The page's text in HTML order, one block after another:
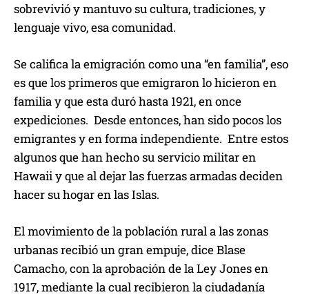
sobrevivió y mantuvo su cultura, tradiciones, y
lenguaje vivo, esa comunidad.
Se califica la emigración como una “en familia”, eso
es que los primeros que emigraron lo hicieron en
familia y que esta duró hasta 1921, en once
expediciones. Desde entonces, han sido pocos los
emigrantes y en forma independiente. Entre estos
algunos que han hecho su servicio militar en
Hawaii y que al dejar las fuerzas armadas deciden
hacer su hogar en las Islas.
El movimiento de la población rural a las zonas
urbanas recibió un gran empuje, dice Blase
Camacho, con la aprobación de la Ley Jones en
1917, mediante la cual recibieron la ciudadanía